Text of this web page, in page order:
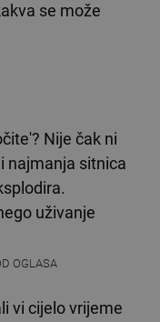
se može
Nije čak ni
najmanja sitnica
uživanje
OGLASA
vi cijelo vrijeme